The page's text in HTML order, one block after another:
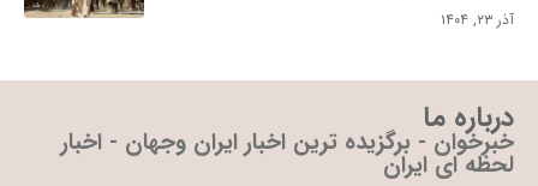
آذر ۲۳, ۱۴۰۴
درباره ما
خبرخوان - برگزیده ترین اخبار ایران وجهان - اخبار
لحظه ای ایران